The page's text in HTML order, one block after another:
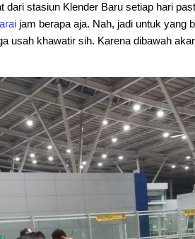
dari stasiun Klender Baru setiap hari
jam berapa aja. Nah, jadi untuk yang
usah khawatir sih. Karena dibawah